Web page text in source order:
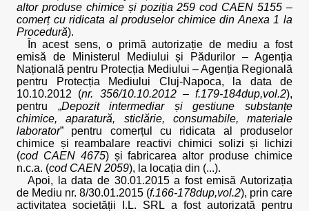
altor produse chimice și poziția 259 cod CAEN 5155 –
comerț cu ridicata al produselor chimice din Anexa 1 la
Procedură).
În acest sens, o primă autorizație de mediu a fost
emisă de Ministerul Mediului și Pădurilor – Agenția
Națională pentru Protecția Mediului – Agenția Regională
pentru Protecția Mediului Cluj-Napoca, la data de
10.10.2012 (nr. 356/10.10.2012 – f.179-184dup,vol.2),
pentru „Depozit intermediar și gestiune substanțe
chimice, aparatură, sticlărie, consumabile, materiale
laborator” pentru comerțul cu ridicata al produselor
chimice și reambalare reactivi chimici solizi și lichizi
(cod CAEN 4675) și fabricarea altor produse chimice
n.c.a. (cod CAEN 2059), la locația din (...).
Apoi, la data de 30.01.2015 a fost emisă Autorizația
de Mediu nr. 8/30.01.2015 (f.166-178dup,vol.2), prin care
activitatea societății I.L. SRL a fost autorizată pentru